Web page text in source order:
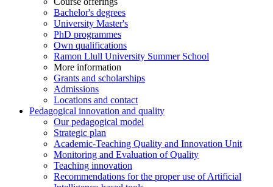
Bachelor's degrees
University Master's
PhD programmes
Own qualifications
Ramon Llull University Summer School
More information
Grants and scholarships
Admissions
Locations and contact
Pedagogical innovation and quality
Our pedagogical model
Strategic plan
Academic-Teaching Quality and Innovation Unit
Monitoring and Evaluation of Quality
Teaching innovation
Recommendations for the proper use of Artificial